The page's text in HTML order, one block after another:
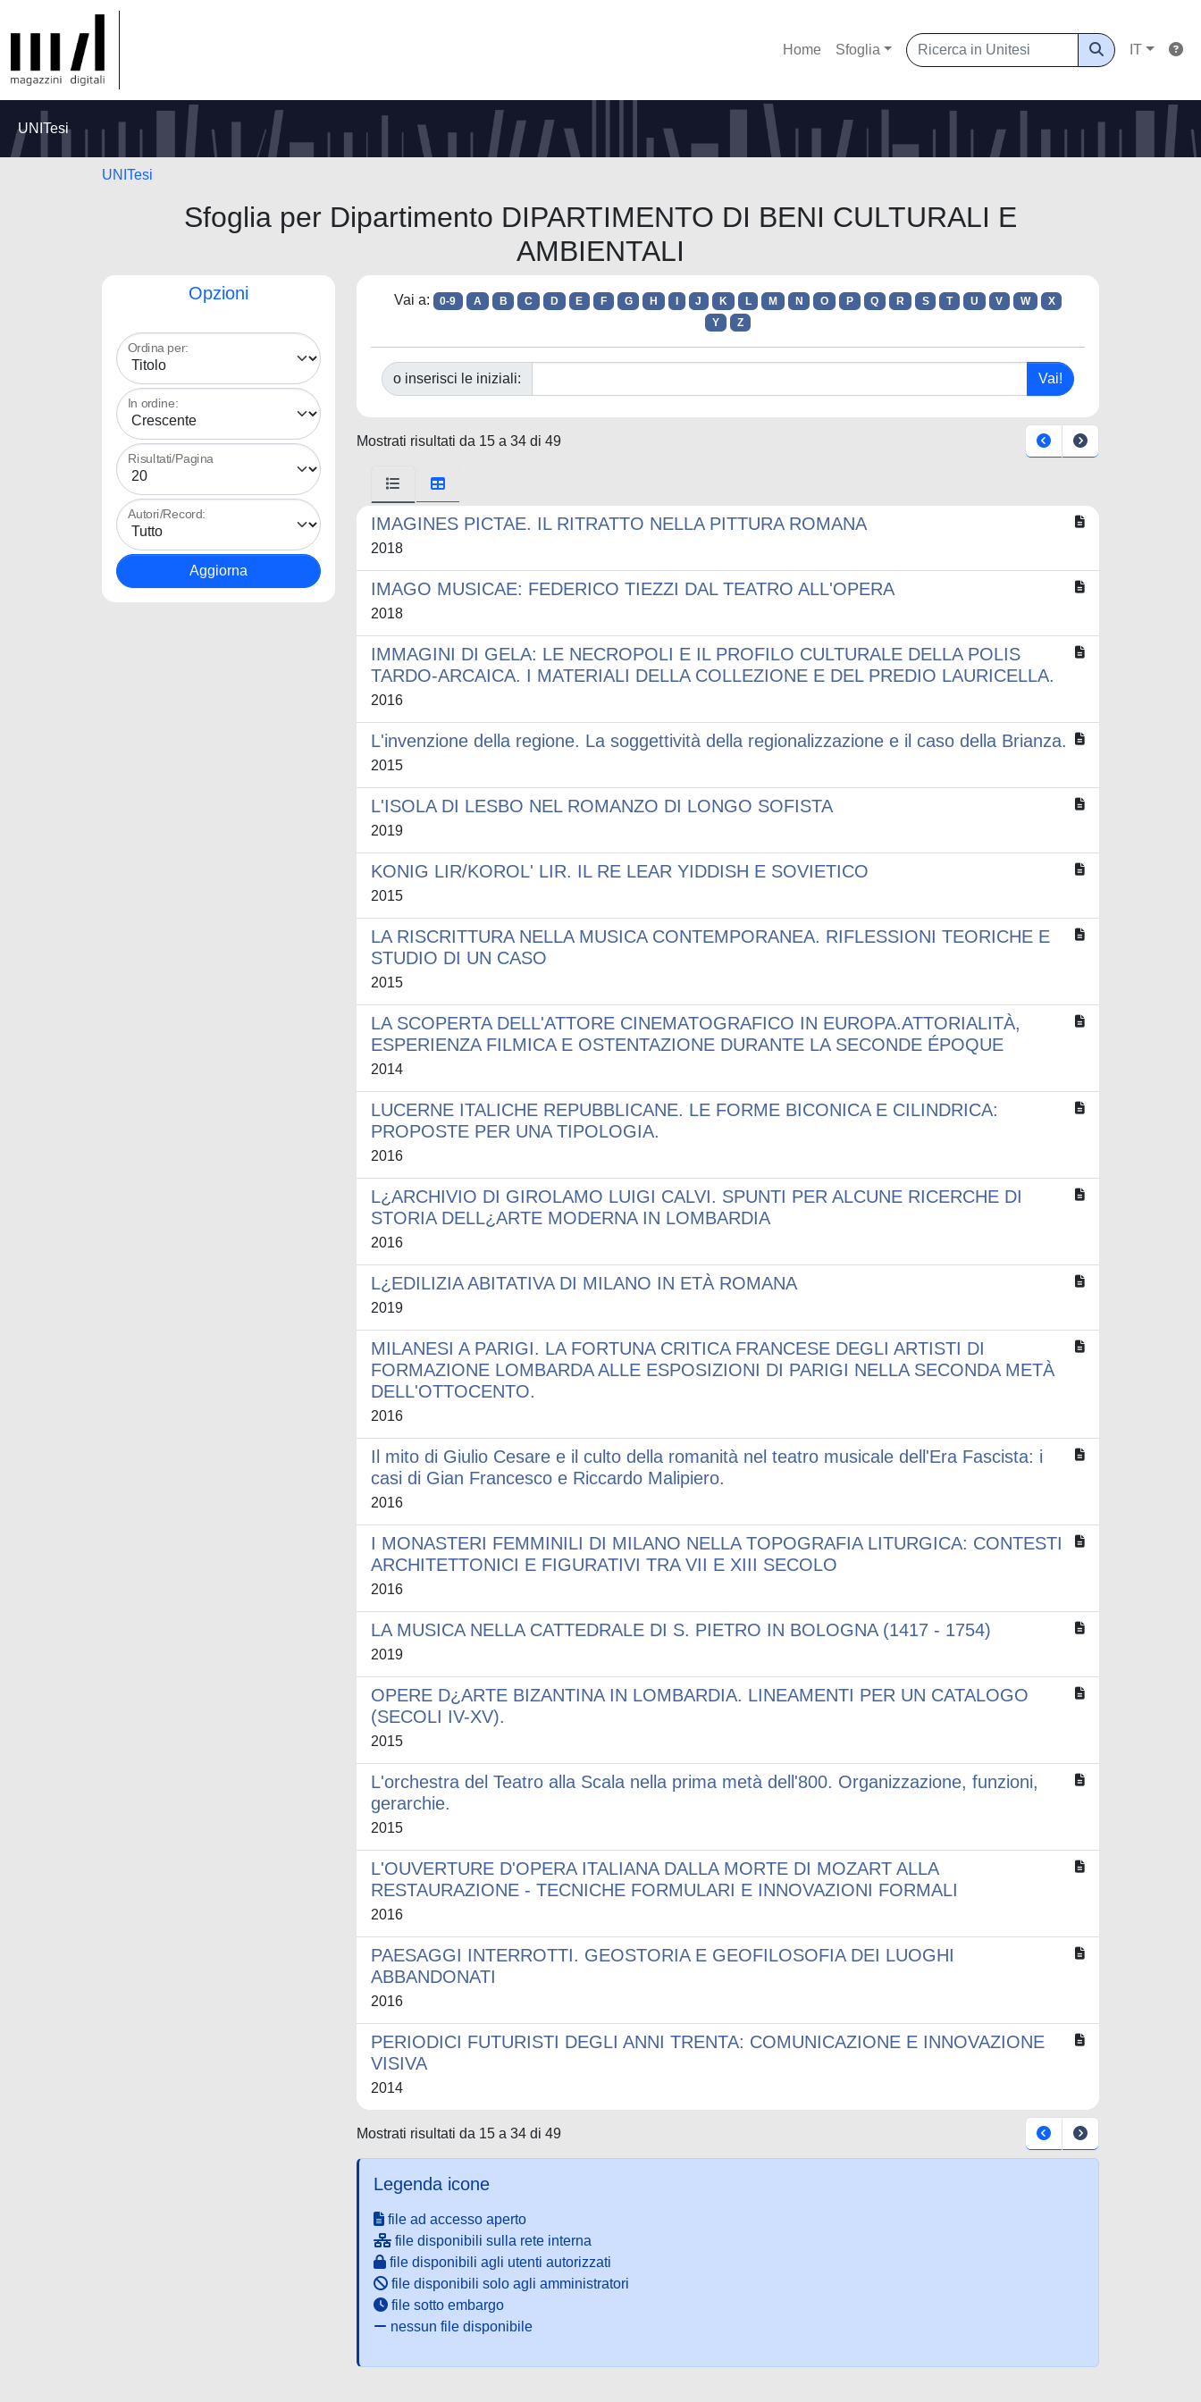
Home Sfoglia IT
UNITesi
UNITesi
Sfoglia per Dipartimento DIPARTIMENTO DI BENI CULTURALI E
AMBIENTALI
Opzioni
Ordina per:
In ordine:
Risultati/Pagina
Autori/Record:
Vai a: 0-9 A B C D E F G H J K L M N O P Q R S T U V W
X
Y
Z
o inserisci le iniziali:
Mostrati risultati da 15 a 34 di 49
IMAGINES PICTAE. IL RITRATTO NELLA PITTURA ROMANA
2018
IMAGO MUSICAE: FEDERICO TIEZZI DAL TEATRO ALL'OPERA
2018
IMMAGINI DI GELA: LE NECROPOLI E IL PROFILO CULTURALE DELLA POLIS
TARDO-ARCAICA. I MATERIALI DELLA COLLEZIONE E DEL PREDIO LAURICELLA.
2016
L'invenzione della regione. La soggettività della regionalizzazione e il caso della Brianza.
2015
L'ISOLA DI LESBO NEL ROMANZO DI LONGO SOFISTA
2019
KONIG LIR/KOROL' LIR. IL RE LEAR YIDDISH E SOVIETICO
2015
LA RISCRITTURA NELLA MUSICA CONTEMPORANEA. RIFLESSIONI TEORICHE E
STUDIO DI UN CASO
2015
LA SCOPERTA DELL'ATTORE CINEMATOGRAFICO IN EUROPA.ATTORIALITÀ,
ESPERIENZA FILMICA E OSTENTAZIONE DURANTE LA SECONDE ÉPOQUE
2014
LUCERNE ITALICHE REPUBBLICANE. LE FORME BICONICA E CILINDRICA:
PROPOSTE PER UNA TIPOLOGIA.
2016
L¿ARCHIVIO DI GIROLAMO LUIGI CALVI. SPUNTI PER ALCUNE RICERCHE DI
STORIA DELL¿ARTE MODERNA IN LOMBARDIA
2016
L¿EDILIZIA ABITATIVA DI MILANO IN ETÀ ROMANA
2019
MILANESI A PARIGI. LA FORTUNA CRITICA FRANCESE DEGLI ARTISTI DI
FORMAZIONE LOMBARDA ALLE ESPOSIZIONI DI PARIGI NELLA SECONDA METÀ
DELL'OTTOCENTO.
2016
Il mito di Giulio Cesare e il culto della romanità nel teatro musicale dell'Era Fascista: i
casi di Gian Francesco e Riccardo Malipiero.
2016
I MONASTERI FEMMINILI DI MILANO NELLA TOPOGRAFIA LITURGICA: CONTESTI
ARCHITETTONICI E FIGURATIVI TRA VII E XIII SECOLO
2016
LA MUSICA NELLA CATTEDRALE DI S. PIETRO IN BOLOGNA (1417 - 1754)
2019
OPERE D¿ARTE BIZANTINA IN LOMBARDIA. LINEAMENTI PER UN CATALOGO
(SECOLI IV-XV).
2015
L'orchestra del Teatro alla Scala nella prima metà dell'800. Organizzazione, funzioni,
gerarchie.
2015
L'OUVERTURE D'OPERA ITALIANA DALLA MORTE DI MOZART ALLA
RESTAURAZIONE - TECNICHE FORMULARI E INNOVAZIONI FORMALI
2016
PAESAGGI INTERROTTI. GEOSTORIA E GEOFILOSOFIA DEI LUOGHI
ABBANDONATI
2016
PERIODICI FUTURISTI DEGLI ANNI TRENTA: COMUNICAZIONE E INNOVAZIONE
VISIVA
2014
Mostrati risultati da 15 a 34 di 49
Legenda icone
file ad accesso aperto
file disponibili sulla rete interna
file disponibili agli utenti autorizzati
file disponibili solo agli amministratori
file sotto embargo
nessun file disponibile